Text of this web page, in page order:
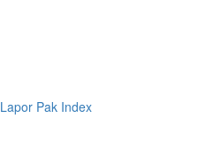
Lapor Pak Index